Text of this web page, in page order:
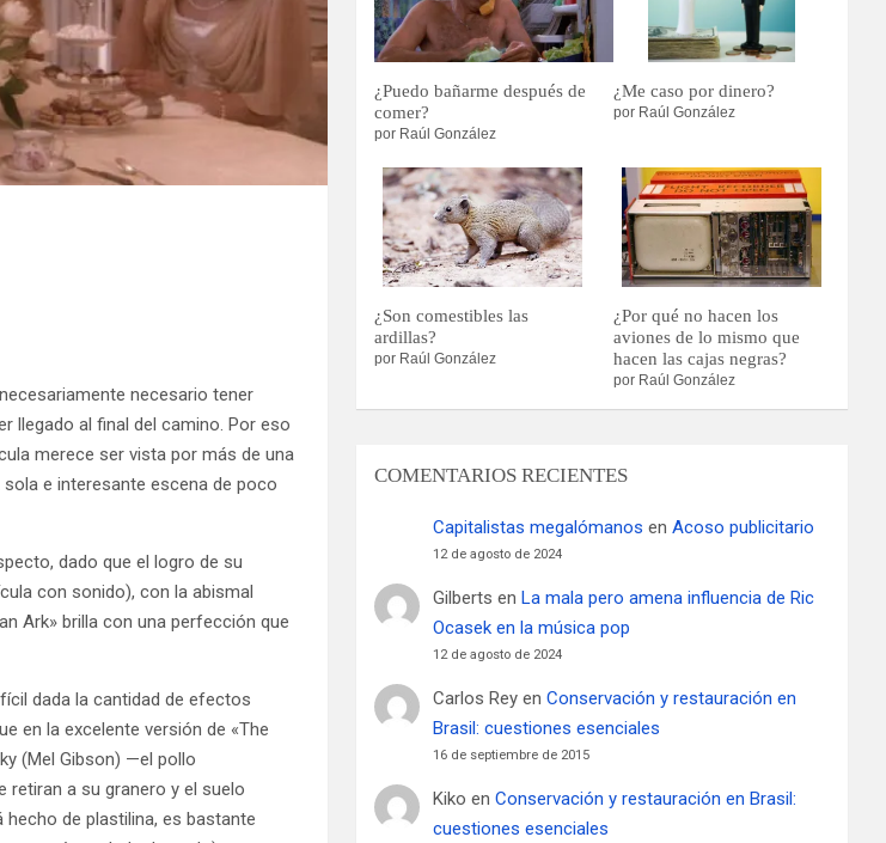
necesario tener
llegado al final del camino. Por eso
merece ser vista por más de una
e interesante escena de poco
dado que el logro de su
con sonido), con la abismal
Ark» brilla con una perfección que
dada la cantidad de efectos
en la excelente versión de «The
(Mel Gibson) —el pollo
a su granero y el suelo
de plastilina, es bastante
¿Puedo bañarme después de
comer?
por Raúl González
¿Me caso por dinero?
por Raúl González
¿Son comestibles las
ardillas?
por Raúl González
¿Por qué no hacen los
aviones de lo mismo que
hacen las cajas negras?
por Raúl González
COMENTARIOS RECIENTES
Capitalistas megalómanos enAcoso publicitario
12 de agosto de 2024
Gilberts en La mala pero amena influencia de Ric
Ocasek en la música pop
12 de agosto de 2024
Carlos Rey enConservación y restauración en
Brasil: cuestiones esenciales
16 de septiembre de 2015
Kiko enConservación y restauración en Brasil:
cuestiones esenciales